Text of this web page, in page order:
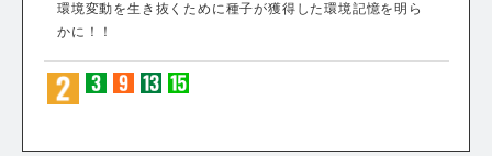
環境変動を生き抜くために種子が獲得した環境記憶を明ら
かに！！